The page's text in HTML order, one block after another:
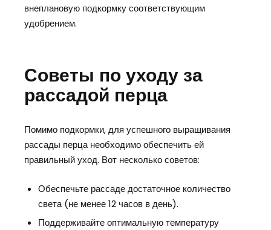
внеплановую подкормку соответствующим
удобрением.
Советы по уходу за
рассадой перца
Помимо подкормки, для успешного выращивания
рассады перца необходимо обеспечить ей
правильный уход. Вот несколько советов:
Обеспечьте рассаде достаточное количество
света (не менее 12 часов в день).
Поддерживайте оптимальную температуру